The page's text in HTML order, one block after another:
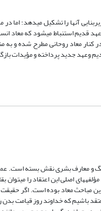
آنها را تشکیل می‏دهد؛ اما
قدیم استنباط می‏شود که معاد
معاد روحانی مطرح شده و به
وعهد جدید پرداخته و مؤیدات
و معارف بشری نقش بسته است.
اصلی این اعتقاد را می‏توان
معاد بوده است. اگر
باشیم که خداوند روز قیامت